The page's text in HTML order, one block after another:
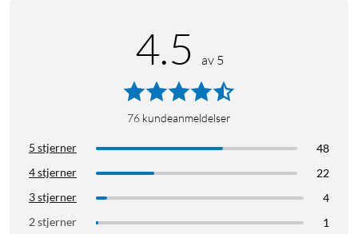
4.5 av 5
76 kundeanmeldelser
5 stjerner
48
4 stjerner
22
3 stjerner
4
2 stjerner
1